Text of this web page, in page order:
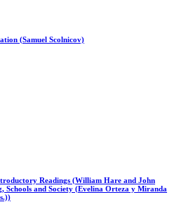
(Samuel Scolnicov)
Readings (William Hare and John
Schools and Society (Evelina Orteza y Miranda